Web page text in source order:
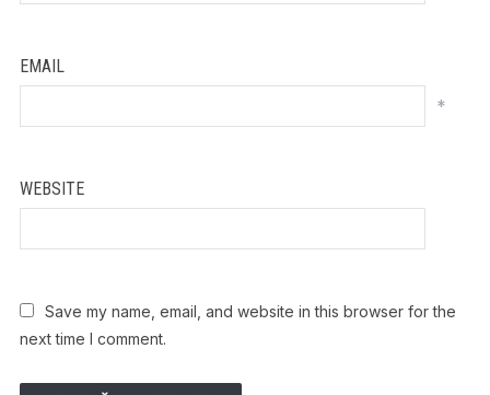
EMAIL
*
WEBSITE
Save my name, email, and website in this browser for the
next time I comment.